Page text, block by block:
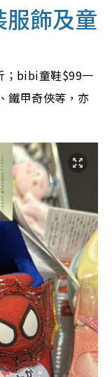
服飾及童
；bibi童鞋$99一
鐵甲奇俠等，亦